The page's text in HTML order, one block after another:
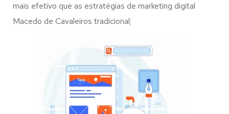
mais efetivo que as estratégias de marketing digital
Macedo de Cavaleiros tradicional;